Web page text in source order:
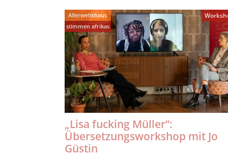
Allerweltshaus
stimmen afrikas
„Lisa fucking Müller“:
Übersetzungsworkshop mit Jo
Güstin